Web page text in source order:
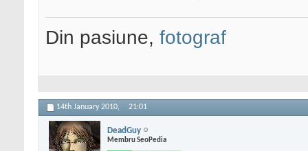
Din pasiune, fotograf
14th January 2010, 21:01
DeadGuy
Membru SeoPedia